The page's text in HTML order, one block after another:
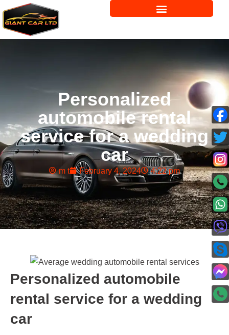
Personalized
automobile rental
service for a wedding
car
m t February 4, 2024 4:22 pm
Personalized automobile
rental service for a wedding
car